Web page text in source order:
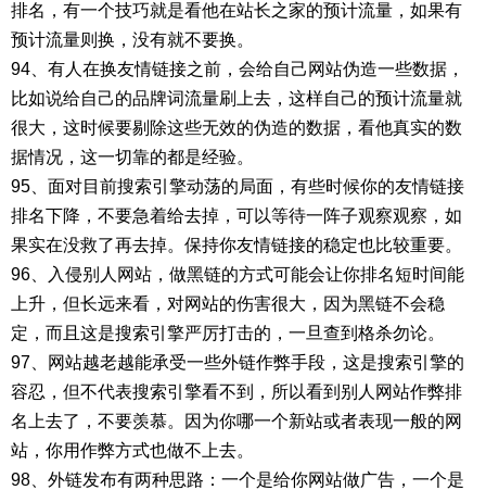
排名，有一个技巧就是看他在站长之家的预计流量，如果有
预计流量则换，没有就不要换。
94、有人在换友情链接之前，会给自己网站伪造一些数据，
比如说给自己的品牌词流量刷上去，这样自己的预计流量就
很大，这时候要剔除这些无效的伪造的数据，看他真实的数
据情况，这一切靠的都是经验。
95、面对目前搜索引擎动荡的局面，有些时候你的友情链接
排名下降，不要急着给去掉，可以等待一阵子观察观察，如
果实在没救了再去掉。保持你友情链接的稳定也比较重要。
96、入侵别人网站，做黑链的方式可能会让你排名短时间能
上升，但长远来看，对网站的伤害很大，因为黑链不会稳
定，而且这是搜索引擎严厉打击的，一旦查到格杀勿论。
97、网站越老越能承受一些外链作弊手段，这是搜索引擎的
容忍，但不代表搜索引擎看不到，所以看到别人网站作弊排
名上去了，不要羡慕。因为你哪一个新站或者表现一般的网
站，你用作弊方式也做不上去。
98、外链发布有两种思路：一个是给你网站做广告，一个是